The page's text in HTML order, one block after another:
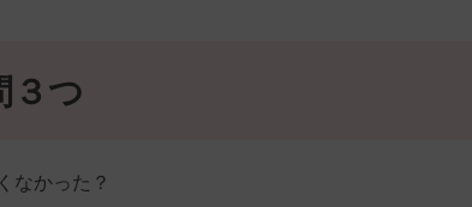
３つ
なかった？